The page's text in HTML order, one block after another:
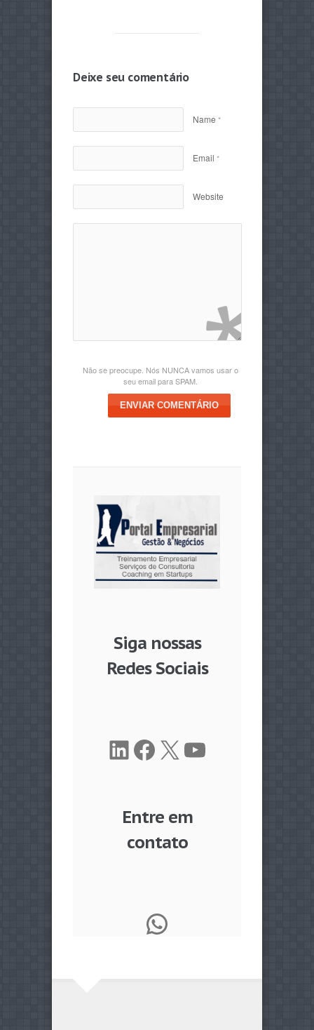
Deixe seu comentário
Name *
Email *
Website
Não se preocupe. Nós NUNCA vamos usar o
seu email para SPAM.
ENVIAR COMENTÁRIO
Siga nossas
Redes Sociais
LinkedIn
Facebook
X Youtube
Entre em
contato
WhatsApp